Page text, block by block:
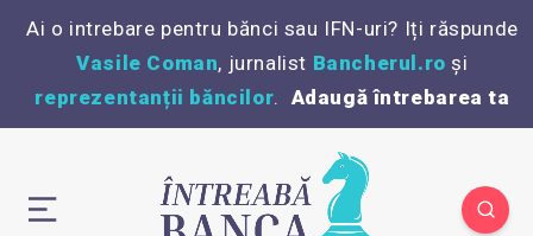
Ai o intrebare pentru bănci sau IFN-uri? Iți răspunde
Vasile Coman, jurnalist Bancherul.ro și
reprezentanții băncilor. Adaugă întrebarea ta